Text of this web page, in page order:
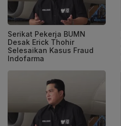
Serikat Pekerja BUMN
Desak Erick Thohir
Selesaikan Kasus Fraud
Indofarma